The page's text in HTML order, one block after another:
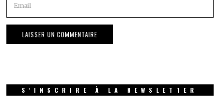
S'INSCRIRE À LA NEWSLETTER